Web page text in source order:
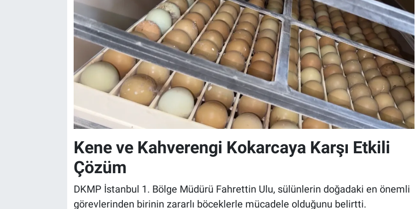
Kene ve Kahverengi Kokarcaya Karşı Etkili
Çözüm
DKMP İstanbul 1. Bölge Müdürü Fahrettin Ulu, sülünlerin doğadaki en önemli
görevlerinden birinin zararlı böceklerle mücadele olduğunu belirtti.